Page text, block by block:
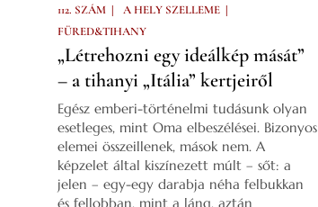
112. SZÁM | A HELY SZELLEME |
FÜRED&TIHANY
„Létrehozni egy ideálkép mását”
– a tihanyi „Itália” kertjeiről
Egész emberi-történelmi tudásunk olyan
esetleges, mint Oma elbeszélései. Bizonyos
elemei összeillenek, mások nem. A
képzelet által kiszínezett múlt – sőt: a
jelen – egy-egy darabja néha felbukkan
és fellobban, mint a láng, aztán